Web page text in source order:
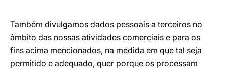
Também divulgamos dados pessoais a terceiros no
âmbito das nossas atividades comerciais e para os
fins acima mencionados, na medida em que tal seja
permitido e adequado, quer porque os processam